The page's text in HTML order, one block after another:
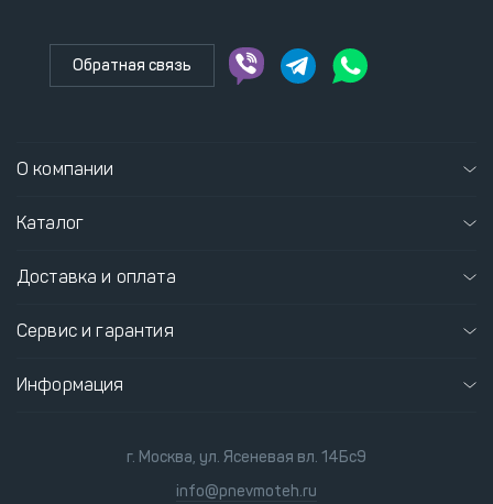
Обратная связь
О компании
Каталог
Доставка и оплата
Сервис и гарантия
Информация
г. Москва, ул. Ясеневая вл. 14Бс9
info@pnevmoteh.ru